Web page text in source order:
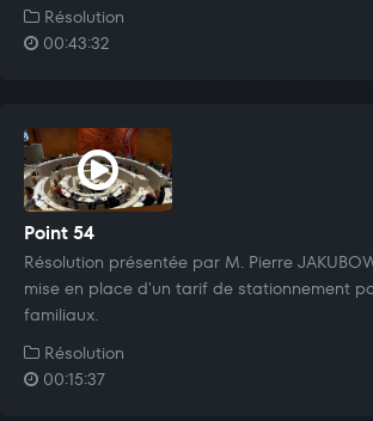
Résolution
00:43:32
Point 54
Résolution présentée par M. Pierre
mise en place d'un tarif de stationnement
familiaux.
Résolution
00:15:37